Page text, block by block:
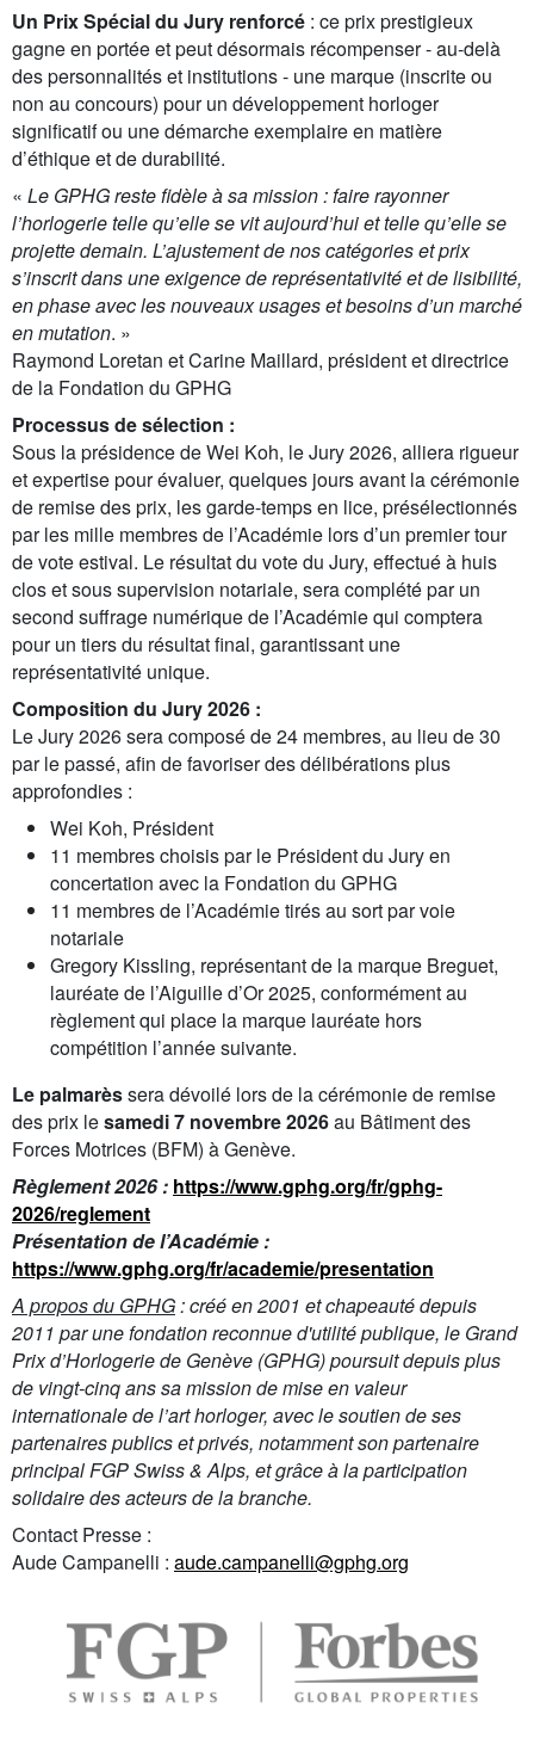
Un Prix Spécial du Jury renforcé : ce prix prestigieux
gagne en portée et peut désormais récompenser - au-delà
des personnalités et institutions - une marque (inscrite ou
non au concours) pour un développement horloger
significatif ou une démarche exemplaire en matière
d’éthique et de durabilité.
« Le GPHG reste fidèle à sa mission : faire rayonner
l’horlogerie telle qu’elle se vit aujourd’hui et telle qu’elle se
projette demain. L’ajustement de nos catégories et prix
s’inscrit dans une exigence de représentativité et de lisibilité,
en phase avec les nouveaux usages et besoins d’un marché
en mutation. »
Raymond Loretan et Carine Maillard, président et directrice
de la Fondation du GPHG
Processus de sélection :
Sous la présidence de Wei Koh, le Jury 2026, alliera rigueur
et expertise pour évaluer, quelques jours avant la cérémonie
de remise des prix, les garde-temps en lice, présélectionnés
par les mille membres de l’Académie lors d’un premier tour
de vote estival. Le résultat du vote du Jury, effectué à huis
clos et sous supervision notariale, sera complété par un
second suffrage numérique de l’Académie qui comptera
pour un tiers du résultat final, garantissant une
représentativité unique.
Composition du Jury 2026 :
Le Jury 2026 sera composé de 24 membres, au lieu de 30
par le passé, afin de favoriser des délibérations plus
approfondies :
Wei Koh, Président
11 membres choisis par le Président du Jury en
concertation avec la Fondation du GPHG
11 membres de l’Académie tirés au sort par voie
notariale
Gregory Kissling, représentant de la marque Breguet,
lauréate de l’Aiguille d’Or 2025, conformément au
règlement qui place la marque lauréate hors
compétition l’année suivante.
Le palmarèssera dévoilé lors de la cérémonie de remise
des prix lesamedi 7 novembre 2026au Bâtiment des
Forces Motrices (BFM) à Genève.
Règlement 2026 : https://www.gphg.org/fr/gphg-
2026/reglement
Présentation de l’Académie :
https://www.gphg.org/fr/academie/presentation
A propos du GPHG: créé en 2001 et chapeauté depuis
2011 par une fondation reconnue d'utilité publique, le Grand
Prix d’Horlogerie de Genève (GPHG) poursuit depuis plus
de vingt-cinq ans sa mission de mise en valeur
internationale de l’art horloger, avec le soutien de ses
partenaires publics et privés, notamment son partenaire
principal FGP Swiss & Alps, et grâce à la participation
solidaire des acteurs de la branche.
Contact Presse :
Aude Campanelli : aude.campanelli@gphg.org